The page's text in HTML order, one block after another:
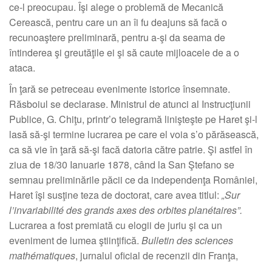
ce-l preocupau. Îşi alege o problemă de Mecanică
Cerească, pentru care un an îi fu deajuns să facă o
recunoaştere preliminară, pentru a-şi da seama de
întinderea şi greutăţile ei şi să caute mijloacele de a o
ataca.
În ţară se petreceau evenimente istorice însemnate.
Răsboiul se declarase. Ministrul de atunci al Instrucţiunii
Publice, G. Chiţu, printr’o telegramă linişteşte pe Haret şi-l
lasă să-şi termine lucrarea pe care el voia s’o părăsească,
ca să vie în ţară să-şi facă datoria către patrie. Şi astfel în
ziua de 18/30 Ianuarie 1878, când la San Ştefano se
semnau preliminările păcii ce da independenţa României,
Haret îşi susţine teza de doctorat, care avea titlul: „Sur
l’invariabilité des grands axes des orbites planétaires”.
Lucrarea a fost premiată cu elogii de juriu şi ca un
eveniment de lumea ştiinţifică. Bulletin des sciences
mathématiques, jurnalul oficial de recenzii din Franţa,